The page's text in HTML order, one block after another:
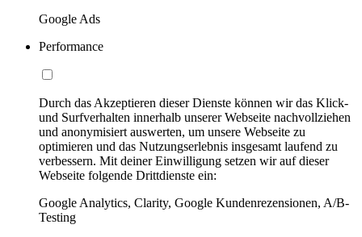
Google Ads
Performance
Durch das Akzeptieren dieser Dienste können wir das Klick-
und Surfverhalten innerhalb unserer Webseite nachvollziehen
und anonymisiert auswerten, um unsere Webseite zu
optimieren und das Nutzungserlebnis insgesamt laufend zu
verbessern. Mit deiner Einwilligung setzen wir auf dieser
Webseite folgende Drittdienste ein:
Google Analytics, Clarity, Google Kundenrezensionen, A/B-
Testing